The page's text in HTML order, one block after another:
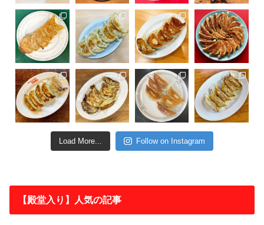
Load More... Follow on Instagram
【殿堂入り】人気の記事